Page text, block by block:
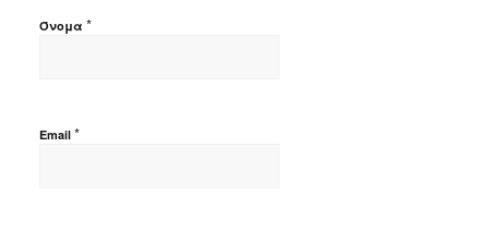
Όνομα *
Email *